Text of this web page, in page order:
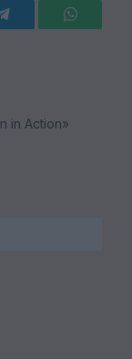
Telegram WhatsApp
in Action»